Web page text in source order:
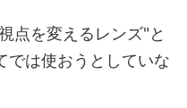
点を変えるレンズ"と
では使おうとしていな